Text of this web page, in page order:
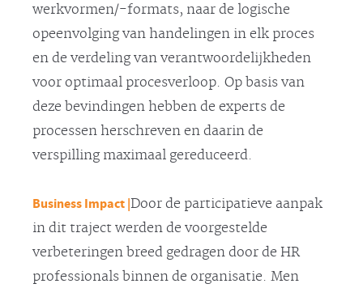
werkvormen/-formats, naar de logische
opeenvolging van handelingen in elk proces
en de verdeling van verantwoordelijkheden
voor optimaal procesverloop. Op basis van
deze bevindingen hebben de experts de
processen herschreven en daarin de
verspilling maximaal gereduceerd.
Business Impact |Door de participatieve aanpak
in dit traject werden de voorgestelde
verbeteringen breed gedragen door de HR
professionals binnen de organisatie. Men